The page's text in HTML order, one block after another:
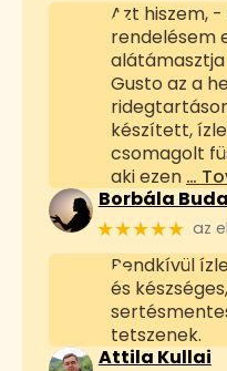
Azt hiszem,
rendelésem
Gusto az a
készített,
csomagolt
aki ezen …
Borbála Buda
★★★★★ az
Rendkívül
és
tetszenek.
Attila Kullai